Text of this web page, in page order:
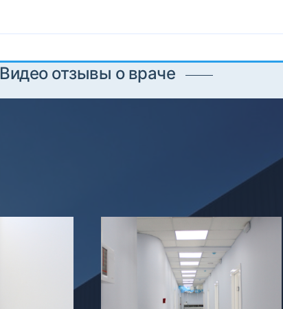
Видео отзывы о враче